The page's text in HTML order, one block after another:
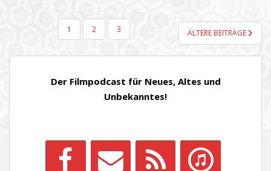
SEITENNUMMERIERUNG
BEITRÄGE
1 2 3 ÄLTERE BEITRÄGE
Der Filmpodcast für Neues, Altes und
Unbekanntes!